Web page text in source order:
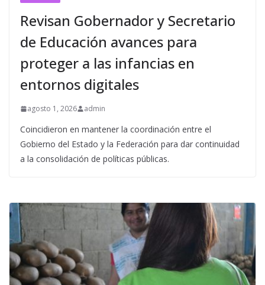
Revisan Gobernador y Secretario
de Educación avances para
proteger a las infancias en
entornos digitales
agosto 1, 2026 admin
Coincidieron en mantener la coordinación entre el
Gobierno del Estado y la Federación para dar continuidad
a la consolidación de políticas públicas.